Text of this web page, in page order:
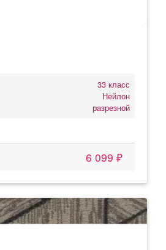
33 класс
Нейлон
разрезной
6 099 ₽